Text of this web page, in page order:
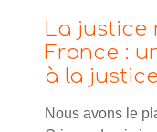
La justice
France :
à la
Nous avons le